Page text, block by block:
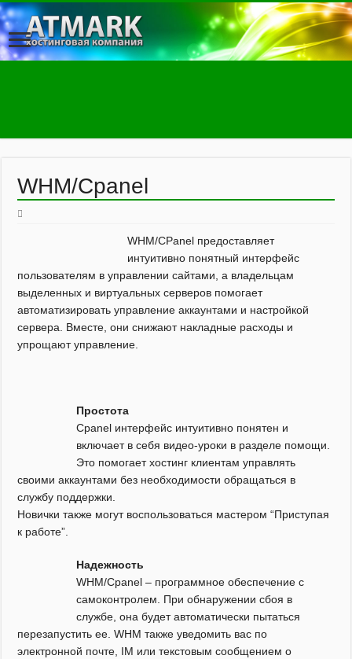
WHM/Cpanel
WHM/CPanel предоставляет
интуитивно понятный интерфейс
пользователям в управлении сайтами, а владельцам
выделенных и виртуальных серверов помогает
автоматизировать управление аккаунтами и настройкой
сервера. Вместе, они снижают накладные расходы и
упрощают управление.
Простота
Cpanel интерфейс интуитивно понятен и
включает в себя видео-уроки в разделе помощи.
Это помогает хостинг клиентам управлять
своими аккаунтами без необходимости обращаться в
службу поддержки.
Новички также могут воспользоваться мастером “Приступая
к работе”.
Надежность
WHM/Cpanel – программное обеспечение с
самоконтролем. При обнаружении сбоя в
службе, она будет автоматически пытаться
перезапустить ее. WHM также уведомить вас по
электронной почте, IM или текстовым сообщением о